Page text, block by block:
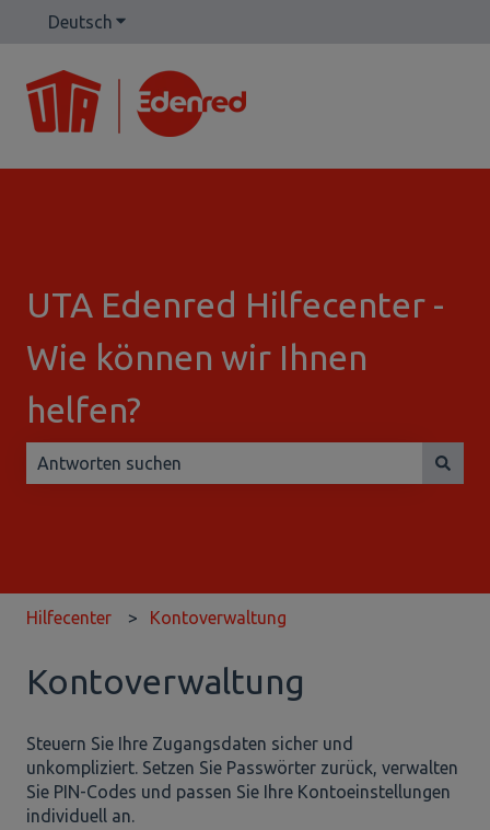
Deutsch Untermenü für Übersetzungen anzeigen
UTA Edenred Hilfecenter -
Wie können wir Ihnen
helfen?
Hilfecenter Kontoverwaltung
Kontoverwaltung
Steuern Sie Ihre Zugangsdaten sicher und
unkompliziert. Setzen Sie Passwörter zurück, verwalten
Sie PIN-Codes und passen Sie Ihre Kontoeinstellungen
individuell an.